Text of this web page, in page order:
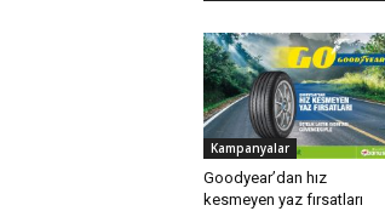
Kampanyalar
Goodyear’dan hız
kesmeyen yaz fırsatları